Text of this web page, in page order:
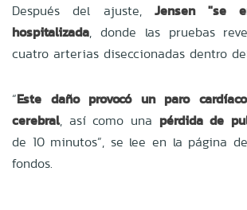
Después del ajuste,
Jensen "se
hospitalizada, donde las pruebas
cuatro arterias diseccionadas dentro
“Este daño provocó un paro
cerebral, así como una pérdida de
de 10 minutos”, se lee en la página
fondos.